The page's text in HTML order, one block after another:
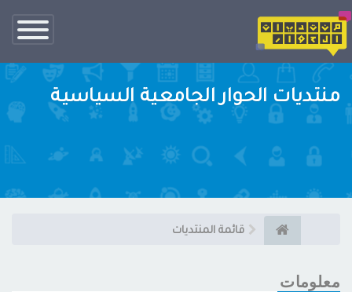
تبديل
الناف
منتديات الحوار الجامعية السياسية
قائمة المنتديات
معلومات